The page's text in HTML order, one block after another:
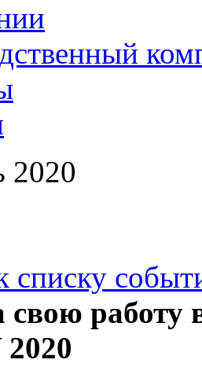
2020
списку
свою